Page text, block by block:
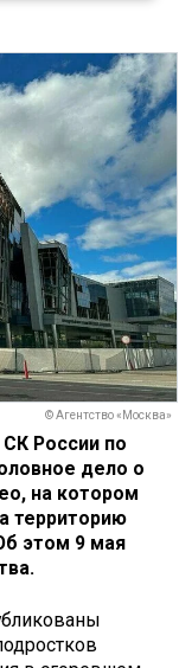
© Агентство «Москва»
России по
дело о
на котором
территорию
этом 9 мая